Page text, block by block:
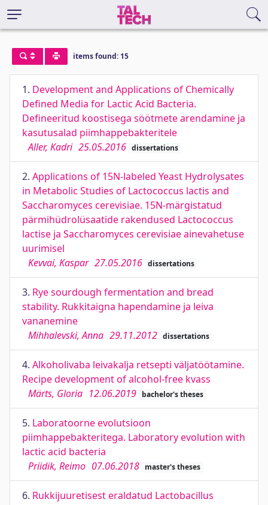
items found: 15
1. Development and Applications of Chemically
Defined Media for Lactic Acid Bacteria.
Defineeritud koostisega söötmete arendamine ja
kasutusalad piimhappebakteritele
Aller, Kadri 25.05.2016 dissertations
2. Applications of 15N-labeled Yeast Hydrolysates
in Metabolic Studies of Lactococcus lactis and
Saccharomyces cerevisiae. 15N-märgistatud
pärmihüdrolüsaatide rakendused Lactococcus
lactise ja Saccharomyces cerevisiae ainevahetuse
uurimisel
Kevvai, Kaspar 27.05.2016 dissertations
3. Rye sourdough fermentation and bread
stability. Rukkitaigna hapendamine ja leiva
vananemine
Mihhalevski, Anna 29.11.2012 dissertations
4. Alkoholivaba leivakalja retsepti väljatöötamine.
Recipe development of alcohol-free kvass
Märts, Gloria 12.06.2019 bachelor's theses
5. Laboratoorne evolutsioon
piimhappebakteritega. Laboratory evolution with
lactic acid bacteria
Priidik, Reimo 07.06.2018 master's theses
6. Rukkijuuretisest eraldatud Lactobacillus